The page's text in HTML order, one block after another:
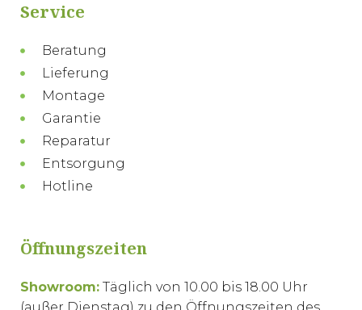
Service
Beratung
Lieferung
Montage
Garantie
Reparatur
Entsorgung
Hotline
Öffnungszeiten
Showroom: Täglich von 10.00 bis 18.00 Uhr